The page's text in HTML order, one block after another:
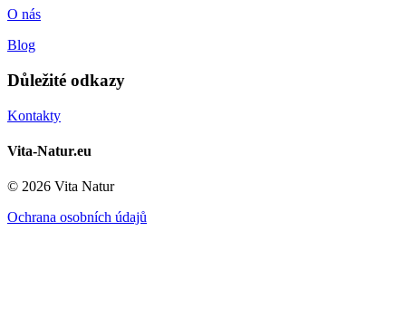
O nás
Blog
Důležité odkazy
Kontakty
Vita-Natur.eu
© 2026 Vita Natur
Ochrana osobních údajů